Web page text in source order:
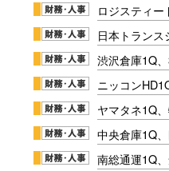
ロジスティ
日本トラン
渋沢倉庫1Q
ニッコン
ヤマタネ1Q
中央倉庫1Q
南総通運1Q